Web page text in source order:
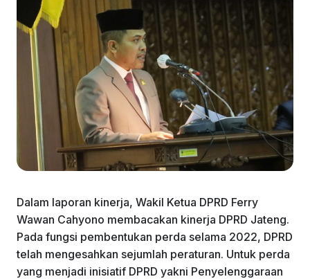
Dalam laporan kinerja, Wakil Ketua DPRD Ferry
Wawan Cahyono membacakan kinerja DPRD Jateng.
Pada fungsi pembentukan perda selama 2022, DPRD
telah mengesahkan sejumlah peraturan. Untuk perda
yang menjadi inisiatif DPRD yakni Penyelenggaraan